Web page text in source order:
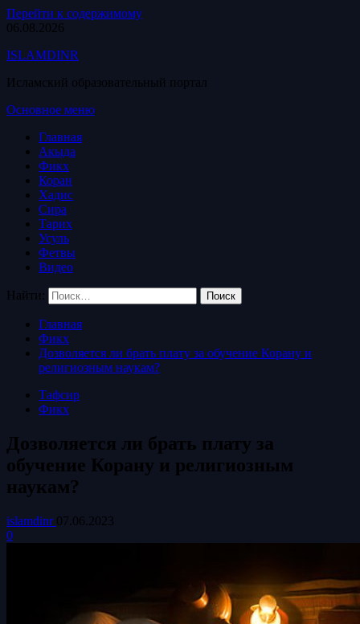
Перейти к содержимому
06.08.2026
ISLAMDINR
Исламский образовательный портал
Основное меню
Главная
Акыда
Фикх
Коран
Хадис
Сира
Тарих
Усуль
Фетвы
Видео
Найти:
Главная
Фикх
Дозволяется ли брать плату за обучение Корану и
религиозным наукам?
Тафсир
Фикх
Дозволяется ли брать плату за
обучение Корану и религиозным
наукам?
islamdinr 07.06.2023
0